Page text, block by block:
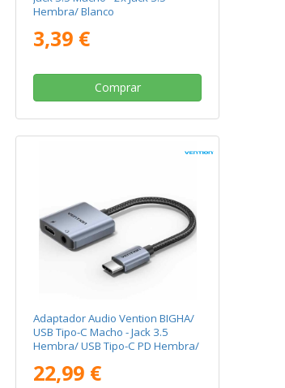
Hembra/ Blanco
3,39 €
Comprar
Adaptador Audio Vention BIGHA/
USB Tipo-C Macho - Jack 3.5
Hembra/ USB Tipo-C PD Hembra/
22,99 €